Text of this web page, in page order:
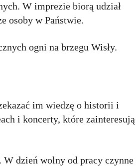
W imprezie biorą udział
osoby w Państwie.
ogni na brzegu Wisły.
im wiedzę o historii i
i koncerty, które zainteresują
dzień wolny od pracy czynne